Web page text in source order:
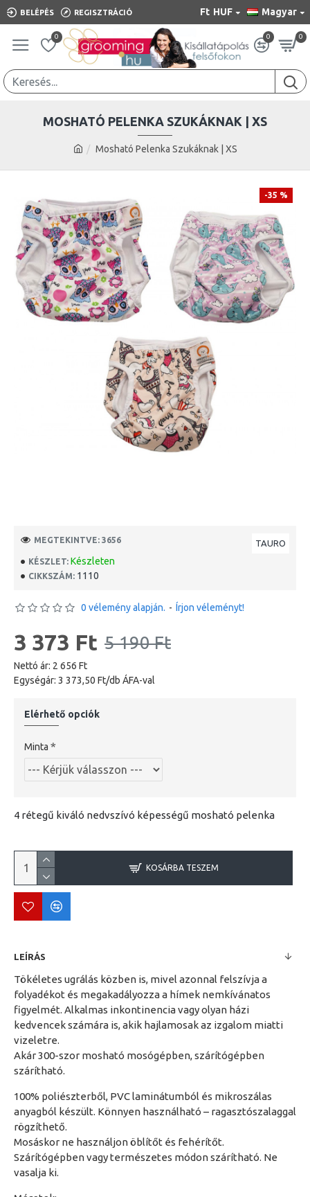
BELÉPÉS REGISZTRÁCIÓ Ft HUF Magyar
0 0 0
Mosható Pelenka Szukáknak | XS
MOSHATÓ PELENKA SZUKÁKNAK | XS
-35 %
KÉSZLET: Készleten
CIKKSZÁM: 1110
TAURO
MEGTEKINTVE: 3656
0 vélemény alapján. - Írjon véleményt!
3 373 Ft 5 190 Ft
Nettó ár: 2 656 Ft
Egységár: 3 373,50 Ft/db ÁFA-val
Elérhető opciók
Minta
4 rétegű kiváló nedvszívó képességű mosható pelenka
KOSÁRBA TESZEM
LEÍRÁS
Tökéletes ugrálás közben is, mivel azonnal felszívja a
folyadékot és megakadályozza a hímek nemkívánatos
figyelmét. Alkalmas inkontinencia vagy olyan házi
kedvencek számára is, akik hajlamosak az izgalom miatti
vizeletre.
Akár 300-szor mosható mosógépben, szárítógépben
szárítható.
100% poliészterből, PVC laminátumból és mikroszálas
anyagból készült. Könnyen használható – ragasztószalaggal
rögzíthető.
Mosáskor ne használjon öblítőt és fehérítőt.
Szárítógépben vagy természetes módon szárítható. Ne
vasalja ki.